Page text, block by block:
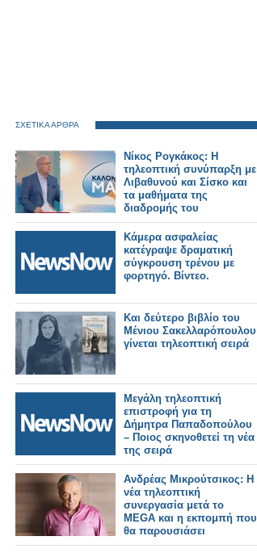
ΣΧΕΤΙΚΑ ΑΡΘΡΑ
Νίκος Ρογκάκος: Η
τηλεοπτική συνύπαρξη με
Λιβαθυνού και Σίσκο και
τα μαθήματα της
διαδρομής του
Κάμερα ασφαλείας
κατέγραψε δραματική
σύγκρουση τρένου με
φορτηγό. Βίντεο.
Και δεύτερο βιβλίο του
Μένιου Σακελλαρόπουλου
γίνεται τηλεοπτική σειρά
Μεγάλη τηλεοπτική
επιστροφή για τη
Δήμητρα Παπαδοπούλου
– Ποιος σκηνοθετεί τη νέα
της σειρά
Ανδρέας Μικρούτσικος: Η
νέα τηλεοπτική
συνεργασία μετά το
MEGA και η εκπομπή που
θα παρουσιάσει